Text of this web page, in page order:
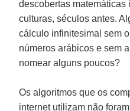
descobertas matemáticas
culturas, séculos antes.
cálculo infinitesimal sem
números arábicos e sem
nomear alguns poucos?
Os algoritmos que os
internet utilizam não